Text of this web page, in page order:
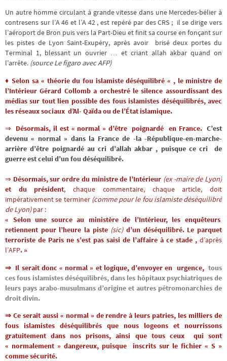
Un autre homme circulant à grande vitesse dans une Mercedes-bélier à
contresens sur l’A 46 et l’A 42 , est repéré par des CRS ; il se dirige vers
l’aéroport de Bron puis vers la Part-Dieu et finit sa course en fonçant sur
les pistes de Lyon Saint-Exupéry, après avoir brisé deux portes du
Terminal 1, blessant un ouvrier … et criant allah akbar quand on
l’arrête. (source Le figaro avec AFP)
♦Selon sa « théorie du fou islamiste déséquilibré « , le ministre de
l’Intérieur Gérard Collomb a orchestré le silence assourdissant des
médias sur tout lien possible des fous islamistes déséquilibrés, avec
les réseaux sociaux d’Al- Qaïda ou de l’État islamique.
⇒
Désormais, il est « normal » d’être poignardé en France. C’est
devenu « normal » dans la France de -la -République-en-marche-
arrière d’être poignardé au cri d’allah akbar , puisque ce cri de
guerre est celui d’un fou déséquilibré.
⇒ Désormais,sur ordre du ministre de l’Intérieur (ex -maire de Lyon)
et du président, chaque commentaire, chaque article, doit
impérativement se terminer (comme pour le fou islamiste déséquilibré
de Lyon)par :
« Selonune source au ministère de l’Intérieur,les enquêteurs
retiennent pour l’heure la piste (sic)d’un déséquilibré. Le parquet
terroriste de Paris ne s’est pas saisi de l’affaire à ce stade , d’après
l’AFP. »
⇒ Il serait donc « normal » et logique, d’envoyer en urgence,tous
ces fous islamistes déséquilibrés, dans les hôpitaux psychiatriques de
leurs pays arabo-musulmans d’origine et autres pétromonarchies de
droit divin.
⇒ Ce serait aussi « normal » de rendre à leurs patries, les milliers de
fous islamistes déséquilibrés que nous logeons et nourrissons
gratuitement dans nos prisons, ainsi que tous ceux qui sont
« normalement » dangereux, puisque inscrits sur le fichier « S »
comme sécurité.